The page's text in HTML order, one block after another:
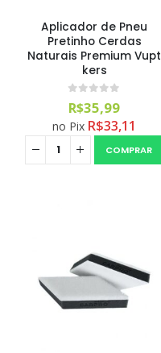
Aplicador de Pneu
Pretinho Cerdas
Naturais Premium Vupt
kers
R$35,99
no Pix R$33,11
COMPRAR